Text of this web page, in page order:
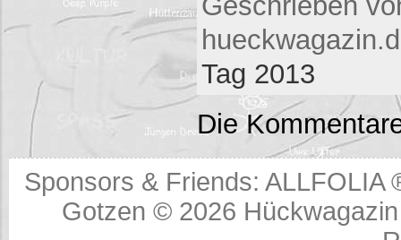
Tag 2013
Die
Sponsors & Friends:ALLFOLIA
Gotzen © 2026